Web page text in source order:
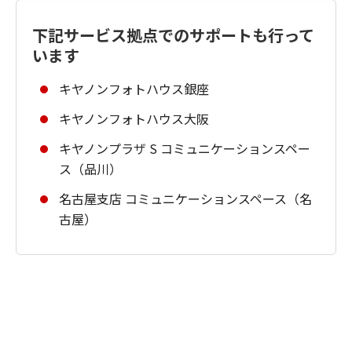
下記サービス拠点でのサポートも行って
います
キヤノンフォトハウス銀座
キヤノンフォトハウス大阪
キヤノンプラザ S コミュニケーションスペー
ス（品川）
名古屋支店 コミュニケーションスペース（名
古屋）